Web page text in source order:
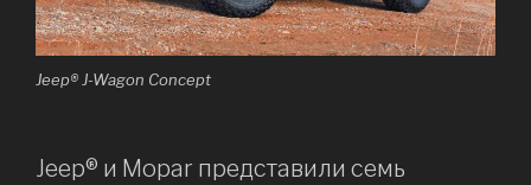
Jeep® J-Wagon Concept
Jeep® и Mopar представили семь